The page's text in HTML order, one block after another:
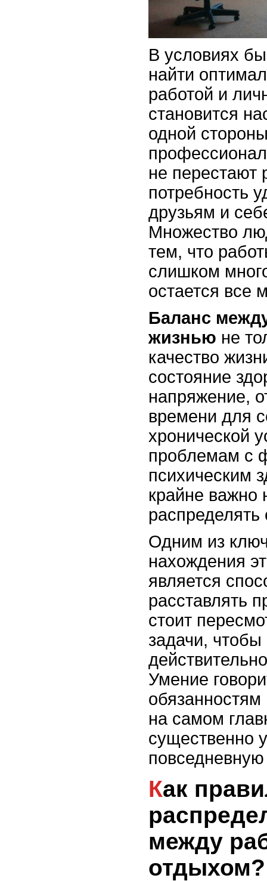
В условиях
найти
работой и
становится
одной
не перестают
потребность
друзьям и
Множество
тем, что
слишком
остается все
Баланс
жизнью не
качество
состояние
напряжение,
времени для
хронической
проблемам с
психическим
крайне важно
Одним из
нахождения
является
расставлять
стоит
задачи, чтобы
Умение
обязанностям
на самом
существенно
Как правильно
между
отдыхом?